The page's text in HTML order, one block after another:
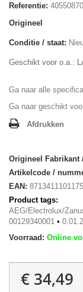
Referentie:
Origineel
Conditie / staat:
Geschikt voor o.a.:
Ga naar alle
Ga naar geschikt
Afdrukken
Origineel Fabrikant
Artikelcode /
EAN: 8713411101175
Product tags:
AEG/Electrolux/
00129340001 •
Voorraad: Online
€ 34,49